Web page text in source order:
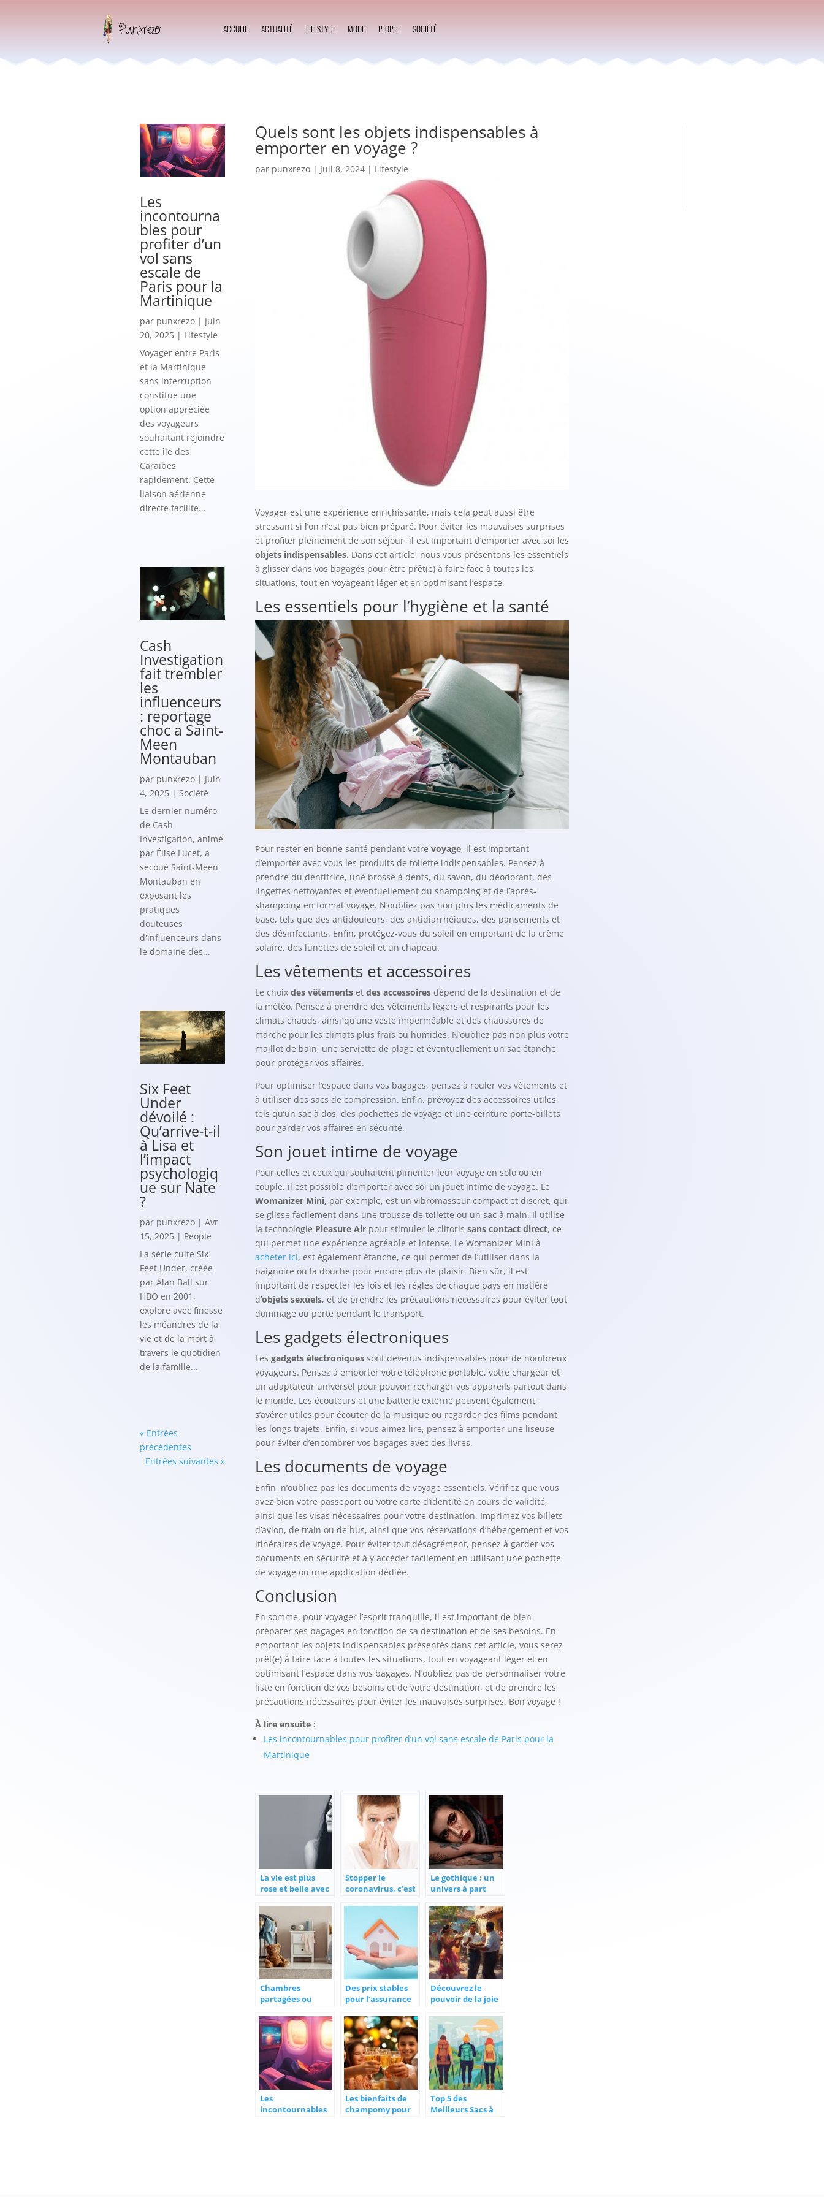
ACCUEIL ACTUALITÉ LIFESTYLE MODE PEOPLE SOCIÉTÉ
Les
incontourna
bles pour
profiter d’un
vol sans
escale de
Paris pour la
Martinique
par punxrezo | Juin
20, 2025 | Lifestyle
Voyager entre Paris
et la Martinique
sans interruption
constitue une
option appréciée
des voyageurs
souhaitant rejoindre
cette île des
Caraïbes
rapidement. Cette
liaison aérienne
directe facilite...
Cash
Investigation
fait trembler
les
influenceurs
: reportage
choc a Saint-
Meen
Montauban
par punxrezo | Juin
4, 2025 | Société
Le dernier numéro
de Cash
Investigation, animé
par Élise Lucet, a
secoué Saint-Meen
Montauban en
exposant les
pratiques
douteuses
d'influenceurs dans
le domaine des...
Six Feet
Under
dévoilé :
Qu’arrive-t-il
à Lisa et
l’impact
psychologiq
ue sur Nate
?
par punxrezo |Avr
15, 2025 | People
La série culte Six
Feet Under, créée
par Alan Ball sur
HBO en 2001,
explore avec finesse
les méandres de la
vie et de la mort à
travers le quotidien
de la famille...
« Entrées
précédentes
Entrées suivantes »
Quels sont les objets indispensables à
emporter en voyage ?
par punxrezo| Juil 8, 2024| Lifestyle
Voyager est une expérience enrichissante, mais cela peut aussi être
stressant si l’on n’est pas bien préparé. Pour éviter les mauvaises surprises
et profiter pleinement de son séjour, il est important d’emporter avec soi les
objets indispensables. Dans cet article, nous vous présentons les essentiels
à glisser dans vos bagages pour être prêt(e) à faire face à toutes les
situations, tout en voyageant léger et en optimisant l’espace.
Les essentiels pour l’hygiène et la santé
Pour rester en bonne santé pendant votre voyage, il est important
d’emporter avec vous les produits de toilette indispensables. Pensez à
prendre du dentifrice, une brosse à dents, du savon, du déodorant, des
lingettes nettoyantes et éventuellement du shampoing et de l’après-
shampoing en format voyage. N’oubliez pas non plus les médicaments de
base, tels que des antidouleurs, des antidiarrhéiques, des pansements et
des désinfectants. Enfin, protégez-vous du soleil en emportant de la crème
solaire, des lunettes de soleil et un chapeau.
Les vêtements et accessoires
Le choix des vêtementset des accessoiresdépend de la destination et de
la météo. Pensez à prendre des vêtements légers et respirants pour les
climats chauds, ainsi qu’une veste imperméable et des chaussures de
marche pour les climats plus frais ou humides. N’oubliez pas non plus votre
maillot de bain, une serviette de plage et éventuellement un sac étanche
pour protéger vos affaires.
Pour optimiser l’espace dans vos bagages, pensez à rouler vos vêtements et
à utiliser des sacs de compression. Enfin, prévoyez des accessoires utiles
tels qu’un sac à dos, des pochettes de voyage et une ceinture porte-billets
pour garder vos affaires en sécurité.
Son jouet intime de voyage
Pour celles et ceux qui souhaitent pimenter leur voyage en solo ou en
couple, il est possible d’emporter avec soi un jouet intime de voyage. Le
Womanizer Mini, par exemple, est un vibromasseur compact et discret, qui
se glisse facilement dans une trousse de toilette ou un sac à main. Il utilise
la technologie Pleasure Airpour stimuler le clitoris sans contact direct, ce
qui permet une expérience agréable et intense. Le Womanizer Mini à
acheter ici, est également étanche, ce qui permet de l’utiliser dans la
baignoire ou la douche pour encore plus de plaisir. Bien sûr, il est
important de respecter les lois et les règles de chaque pays en matière
d’objets sexuels, et de prendre les précautions nécessaires pour éviter tout
dommage ou perte pendant le transport.
Les gadgets électroniques
Les gadgets électroniquessont devenus indispensables pour de nombreux
voyageurs. Pensez à emporter votre téléphone portable, votre chargeur et
un adaptateur universel pour pouvoir recharger vos appareils partout dans
le monde. Les écouteurs et une batterie externe peuvent également
s’avérer utiles pour écouter de la musique ou regarder des films pendant
les longs trajets. Enfin, si vous aimez lire, pensez à emporter une liseuse
pour éviter d’encombrer vos bagages avec des livres.
Les documents de voyage
Enfin, n’oubliez pas les documents de voyage essentiels. Vérifiez que vous
avez bien votre passeport ou votre carte d’identité en cours de validité,
ainsi que les visas nécessaires pour votre destination. Imprimez vos billets
d’avion, de train ou de bus, ainsi que vos réservations d’hébergement et vos
itinéraires de voyage. Pour éviter tout désagrément, pensez à garder vos
documents en sécurité et à y accéder facilement en utilisant une pochette
de voyage ou une application dédiée.
Conclusion
En somme, pour voyager l’esprit tranquille, il est important de bien
préparer ses bagages en fonction de sa destination et de ses besoins. En
emportant les objets indispensables présentés dans cet article, vous serez
prêt(e) à faire face à toutes les situations, tout en voyageant léger et en
optimisant l’espace dans vos bagages. N’oubliez pas de personnaliser votre
liste en fonction de vos besoins et de votre destination, et de prendre les
précautions nécessaires pour éviter les mauvaises surprises. Bon voyage !
À lire ensuite :
Les incontournables pour profiter d’un vol sans escale de Paris pour la
Martinique
La vie est plus
rose et belle avec
Stopper le
coronavirus, c’est
Le gothique : un
univers à part
Chambres
partagées ou
enfants
Des prix stables
pour l’assurance
2022
Découvrez le
pouvoir de la joie
transformez votre
routine en source
de bonheur
Les
incontournables
Les bienfaits de
champomy pour
Top 5 des
Meilleurs Sacs à